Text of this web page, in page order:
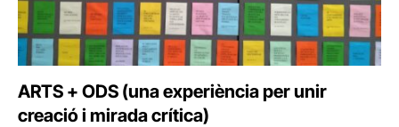
ARTS + ODS (una experiència per unir
creació i mirada crítica)